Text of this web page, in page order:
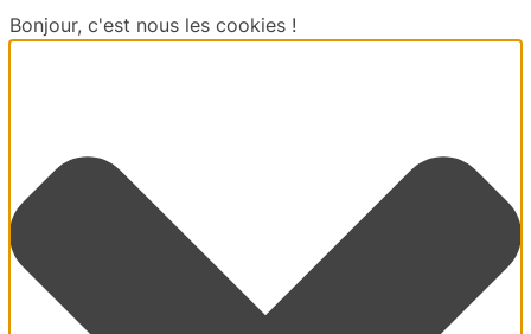
Bonjour, c'est nous les cookies !